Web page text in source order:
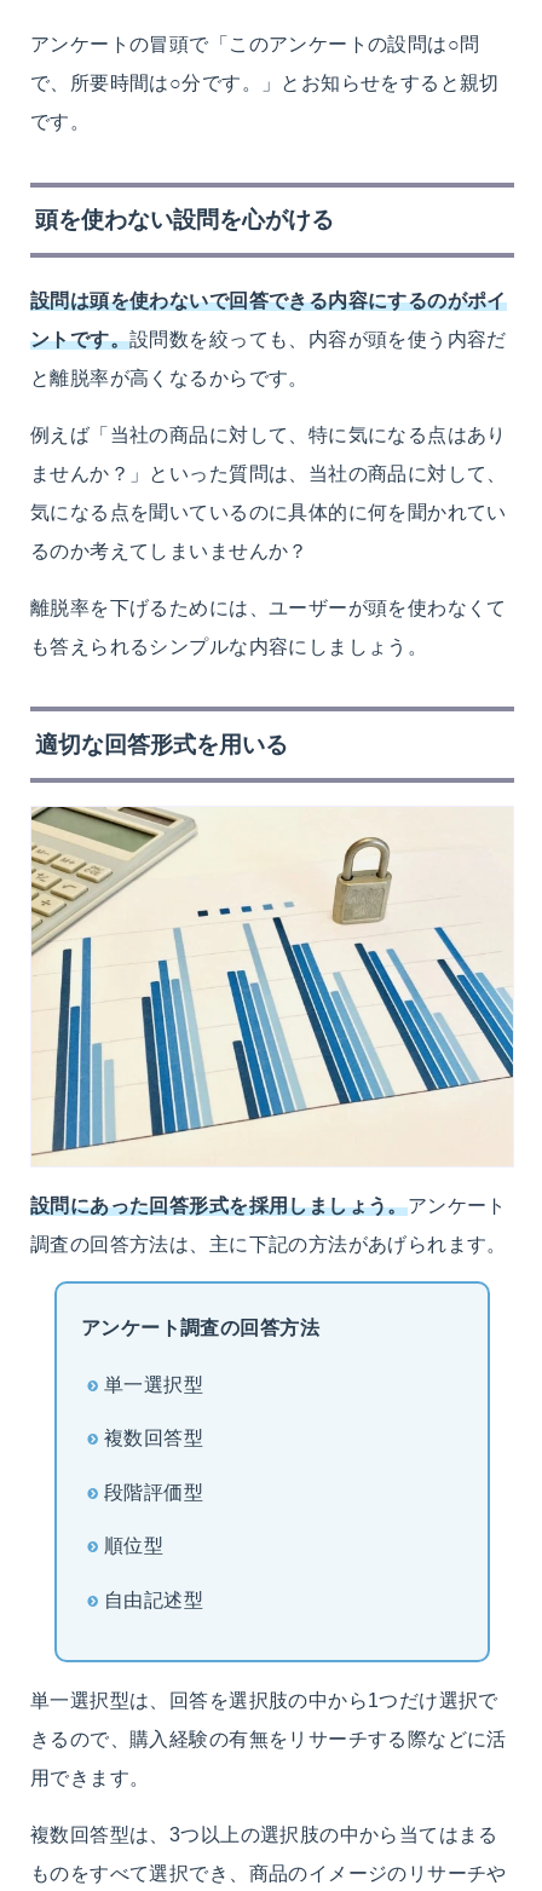
アンケートの冒頭で「このアンケートの設問は○問
で、所要時間は○分です。」とお知らせをすると親切
です。
頭を使わない設問を心がける
設問は頭を使わないで回答できる内容にするのがポイ
ントです。設問数を絞っても、内容が頭を使う内容だ
と離脱率が高くなるからです。
例えば「当社の商品に対して、特に気になる点はあり
ませんか？」といった質問は、当社の商品に対して、
気になる点を聞いているのに具体的に何を聞かれてい
るのか考えてしまいませんか？
離脱率を下げるためには、ユーザーが頭を使わなくて
も答えられるシンプルな内容にしましょう。
適切な回答形式を用いる
設問にあった回答形式を採用しましょう。アンケート
調査の回答方法は、主に下記の方法があげられます。
アンケート調査の回答方法
単一選択型
複数回答型
段階評価型
順位型
自由記述型
単一選択型は、回答を選択肢の中から1つだけ選択で
きるので、購入経験の有無をリサーチする際などに活
用できます。
複数回答型は、3つ以上の選択肢の中から当てはまる
ものをすべて選択でき、商品のイメージのリサーチや